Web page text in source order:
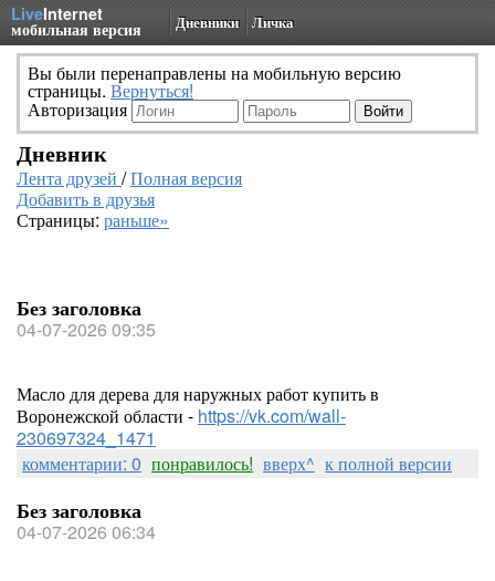
LiveInternet
мобильная версия Дневники Личка
Вы были перенаправлены на мобильную версию
страницы. Вернуться!
Авторизация
Дневник
Лента друзей /Полная версия
Добавить в друзья
Страницы: раньше»
Без заголовка
04-07-2026 09:35
Масло для дерева для наружных работ купить в
Воронежской области - https://vk.com/wall-
230697324_1471
комментарии: 0 понравилось! вверх^ к полной версии
Без заголовка
04-07-2026 06:34